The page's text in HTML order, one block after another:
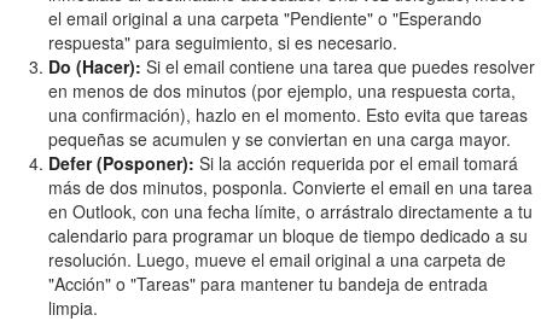
el email original a una carpeta "Pendiente" o "Esperando
respuesta" para seguimiento, si es necesario.
Do (Hacer): Si el email contiene una tarea que puedes resolver
en menos de dos minutos (por ejemplo, una respuesta corta,
una confirmación), hazlo en el momento. Esto evita que tareas
pequeñas se acumulen y se conviertan en una carga mayor.
Defer (Posponer): Si la acción requerida por el email tomará
más de dos minutos, posponla. Convierte el email en una tarea
en Outlook, con una fecha límite, o arrástralo directamente a tu
calendario para programar un bloque de tiempo dedicado a su
resolución. Luego, mueve el email original a una carpeta de
"Acción" o "Tareas" para mantener tu bandeja de entrada
limpia.